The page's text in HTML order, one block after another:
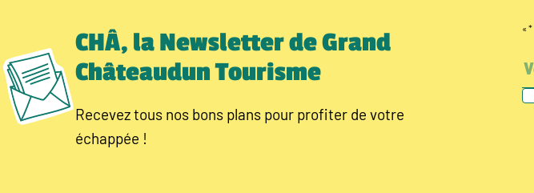
CHÂ, la Newsletter de Grand
Châteaudun Tourisme
Recevez tous nos bons plans pour profiter de votre
échappée !
« *